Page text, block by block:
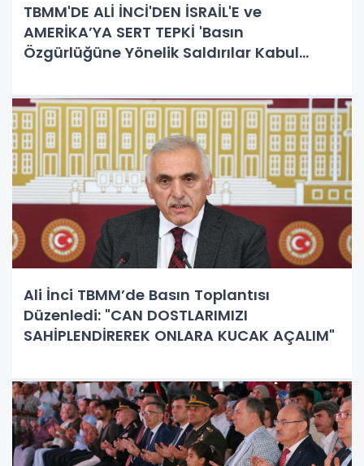
TBMM'DE ALİ İNCİ'DEN İSRAİL'E ve
AMERİKA’YA SERT TEPKİ 'Basın
Özgürlüğüne Yönelik Saldırılar Kabul
Ali İnci TBMM’de Basın Toplantısı
Düzenledi: "CAN DOSTLARIMIZI
SAHİPLENDİREREK ONLARA KUCAK AÇALIM"